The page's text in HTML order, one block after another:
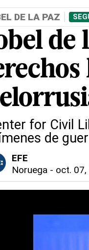
DE LA PAZ
de
for Civil
de
EFE
Noruega - oct. 07,